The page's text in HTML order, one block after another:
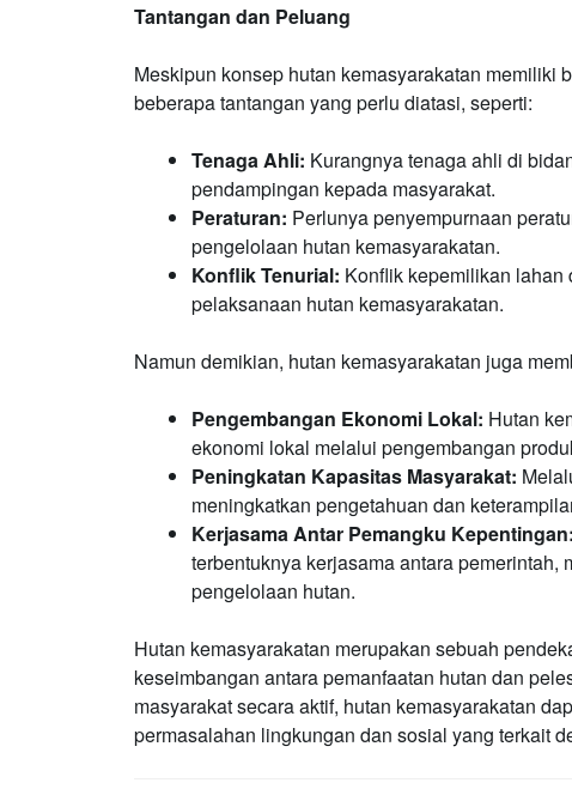
Tantangan dan Peluang
Meskipun konsep hutan kemasyarakatan memiliki
beberapa tantangan yang perlu diatasi, seperti:
Tenaga Ahli: Kurangnya tenaga ahli di
pendampingan kepada masyarakat.
Peraturan: Perlunya penyempurnaan
pengelolaan hutan kemasyarakatan.
Konflik Tenurial: Konflik kepemilikan
pelaksanaan hutan kemasyarakatan.
Namun demikian, hutan kemasyarakatan juga
Pengembangan Ekonomi Lokal: Hutan
ekonomi lokal melalui pengembangan
Peningkatan Kapasitas Masyarakat:
meningkatkan pengetahuan dan
Kerjasama Antar Pemangku Kepentingan:
terbentuknya kerjasama antara pemerintah,
pengelolaan hutan.
Hutan kemasyarakatan merupakan sebuah
keseimbangan antara pemanfaatan hutan dan
masyarakat secara aktif, hutan kemasyarakatan
permasalahan lingkungan dan sosial yang terkait